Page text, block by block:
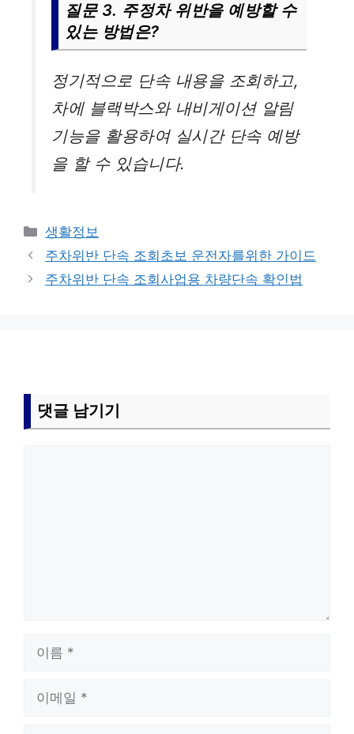
질문 3. 주정차 위반을 예방할 수
있는 방법은?
정기적으로 단속 내용을 조회하고,
차에 블랙박스와 내비게이션 알림
기능을 활용하여 실시간 단속 예방
을 할 수 있습니다.
카
테
리
생활정보
주차위반 단속 조회초보 운전자를위한 가이드
주차위반 단속 조회사업용 차량단속 확인법
댓글 남기기